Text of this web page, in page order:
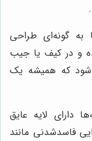
به گونه‌ای طراحی
و در کیف یا جیب
که همیشه یک
دارای لایه عایق
فاسدشدنی مانند